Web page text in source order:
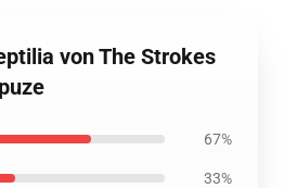
von The Strokes
67%
33%